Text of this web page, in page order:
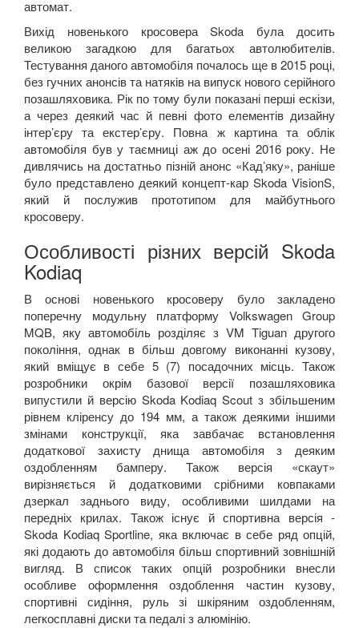
автомат.
Вихід новенького кросовераSkoda
була досить
великою загадкою для багатьох автолюбителів.
Тестування даного автомобіля почалось ще в 2015 році,
без гучних анонсів та натяків на випуск нового серійного
позашляховика. Рік по тому були показані перші ескізи,
а через деякий час й певні фото елементів дизайну
інтер’єру та екстер’єру. Повна ж картина та облік
автомобіля був у таємниці аж до осені 2016 року. Не
дивлячись на достатньо пізній анонс «Кад’яку», раніше
було представлено деякий концепт-кар Skoda VisionS,
який й послужив прототипом для майбутнього
кросоверу.
Особливості різних версій Skoda
Kodiaq
В основі новенького кросоверу було закладено
поперечну модульну платформу Volkswagen Group
MQB, яку автомобіль розділяє з VM Tiguan другого
покоління, однак в більш довгому виконанні кузову,
який вміщує в себе 5 (7) посадочних місць. Також
розробники окрім базової версії позашляховика
випустили й версію Skoda Kodiaq Scout з збільшеним
рівнем кліренсу до 194 мм, а також деякими іншими
змінами конструкції, яка завбачає встановлення
додаткової захисту днища автомобіля з деяким
оздобленням бамперу. Також версія «скаут»
вирізняється й додатковими срібними ковпаками
дзеркал заднього виду, особливими шилдами на
передніх крилах. Також існує й спортивна версія -
Skoda Kodiaq Sportline, яка включає в себе ряд опцій,
які додають до автомобіля більш спортивний зовнішній
вигляд. В список таких опцій розробники внесли
особливе оформлення оздоблення частин кузову,
спортивні сидіння, руль зі шкіряним оздобленням,
легкосплавні диски та педалі з алюмінію.